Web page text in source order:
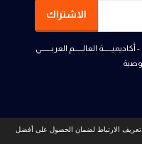
تعريف الارتباط لضمان الحصول على أفضل
الاشتراك
أكاديميــــــة العالــــــم العربـــــــي